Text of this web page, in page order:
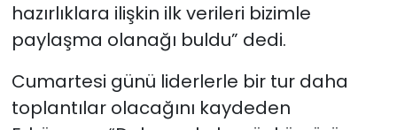
hazırlıklara ilişkin ilk verileri bizimle
paylaşma olanağı buldu” dedi.
Cumartesi günü liderlerle bir tur daha
toplantılar olacağını kaydeden